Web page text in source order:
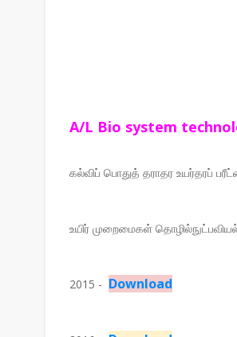
A/L Bio system
கல்விப் பொதுத் தராதர உயர்தரப்
உயிர் முறைமைகள்
2015 - Download